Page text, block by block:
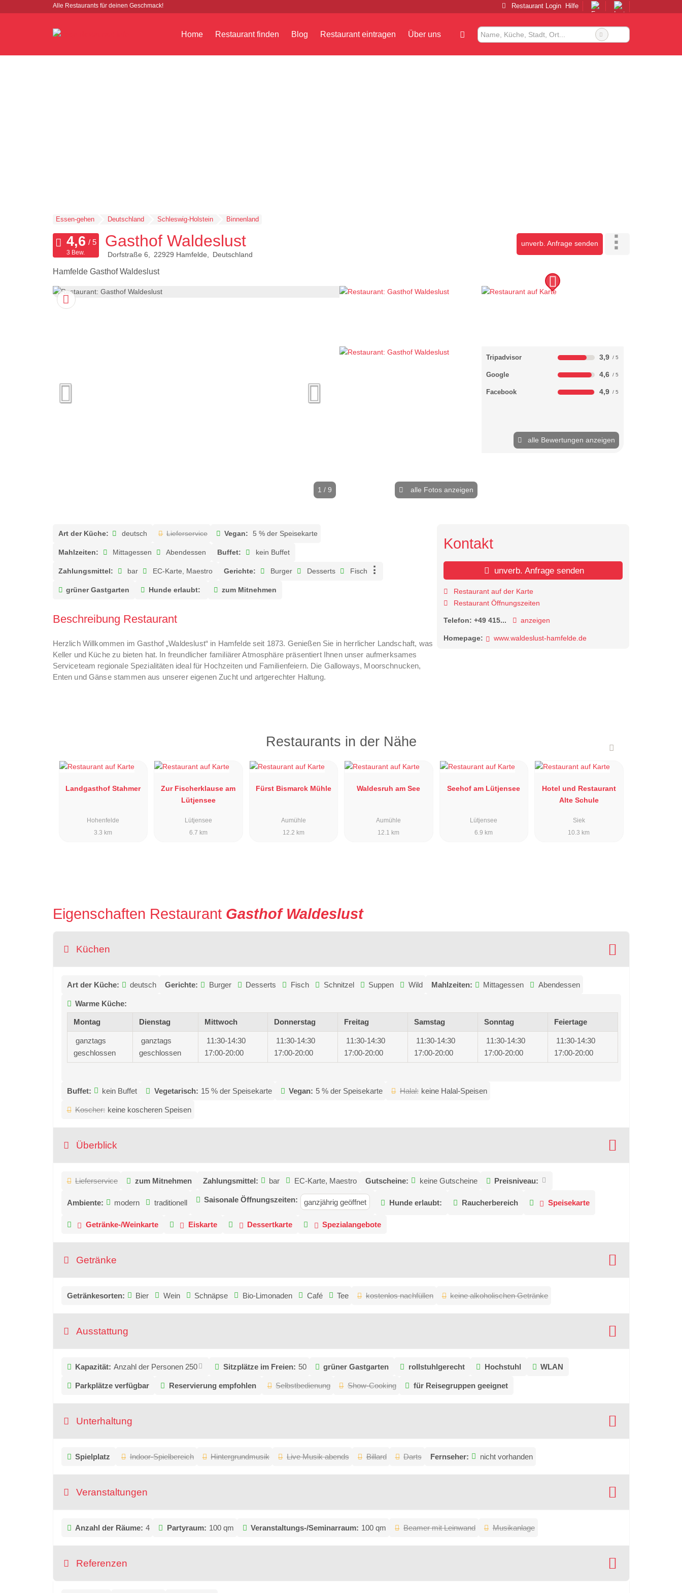
Alle Restaurants für deinen Geschmack! Restaurant Login Hilfe
Home Restaurant finden Blog Restaurant eintragen Über uns
Essen-gehen Deutschland Schleswig-Holstein Binnenland
Gasthof Waldeslust
Dorfstraße 6 22929 Hamfelde Deutschland
unverb. Anfrage senden
Hamfelde Gasthof Waldeslust
3 Bew.
1 / 9 alle Fotos anzeigen
Tripadvisor 3,9
Google 4,6
Facebook 4,9
alle Bewertungen anzeigen
Art der Küche: deutsch Lieferservice Vegan: 5 % der Speisekarte
Mahlzeiten: Mittagessen Abendessen Buffet: kein Buffet
Zahlungsmittel: bar EC-Karte, Maestro Gerichte: Burger Desserts Fisch
grüner Gastgarten Hunde erlaubt: zum Mitnehmen
Beschreibung Restaurant
Herzlich Willkommen im Gasthof „Waldeslust“ in Hamfelde seit 1873. Genießen Sie in herrlicher Landschaft, was
Keller und Küche zu bieten hat. In freundlicher familiärer Atmosphäre präsentiert Ihnen unser aufmerksames
Serviceteam regionale Spezialitäten ideal für Hochzeiten und Familienfeiern. Die Galloways, Moorschnucken,
Enten und Gänse stammen aus unserer eigenen Zucht und artgerechter Haltung.
Kontakt
unverb. Anfrage senden
Restaurant auf der Karte
Restaurant Öffnungszeiten
Telefon:+49 415... anzeigen
Homepage: www.waldeslust-hamfelde.de
Restaurants in der Nähe
Landgasthof Stahmer
Hohenfelde
3.3 km
Zur Fischerklause am
Lütjensee
Lütjensee
6.7 km
Fürst Bismarck Mühle
Aumühle
12.2 km
Waldesruh am See
Aumühle
12.1 km
Seehof am Lütjensee
Lütjensee
6.9 km
Hotel und Restaurant
Alte Schule
Siek
10.3 km
Eigenschaften Restaurant Gasthof Waldeslust
Küchen
Art der Küche: deutsch Gerichte: Burger Desserts Fisch Schnitzel Suppen Wild Mahlzeiten: Mittagessen Abendessen
Warme Küche:
Montag Dienstag Mittwoch Donnerstag Freitag Samstag Sonntag Feiertage
ganztags
geschlossen
ganztags
geschlossen
11:30-14:30
17:00-20:00
11:30-14:30
17:00-20:00
11:30-14:30
17:00-20:00
11:30-14:30
17:00-20:00
11:30-14:30
17:00-20:00
11:30-14:30
17:00-20:00
Buffet: kein Buffet Vegetarisch: 15 % der Speisekarte Vegan: 5 % der Speisekarte Halal: keine Halal-Speisen
Koscher: keine koscheren Speisen
Überblick
Lieferservice zum Mitnehmen Zahlungsmittel: bar EC-Karte, Maestro Gutscheine: keine Gutscheine Preisniveau:
Ambiente: modern traditionell Saisonale Öffnungszeiten: ganzjährig geöffnet Hunde erlaubt: Raucherbereich Speisekarte
Getränke-/Weinkarte Eiskarte Dessertkarte Spezialangebote
Getränke
Getränkesorten: Bier Wein Schnäpse Bio-Limonaden Café Tee kostenlos nachfüllen keine alkoholischen Getränke
Ausstattung
Kapazität: Anzahl der Personen 250 Sitzplätze im Freien: 50 grüner Gastgarten rollstuhlgerecht Hochstuhl WLAN
Parkplätze verfügbar Reservierung empfohlen Selbstbedienung Show-Cooking für Reisegruppen geeignet
Unterhaltung
Spielplatz Indoor-Spielbereich Hintergrundmusik Live Musik abends Billard Darts Fernseher: nicht vorhanden
Veranstaltungen
Anzahl der Räume: 4 Partyraum: 100 qm Veranstaltungs-/Seminarraum: 100 qm Beamer mit Leinwand Musikanlage
Referenzen